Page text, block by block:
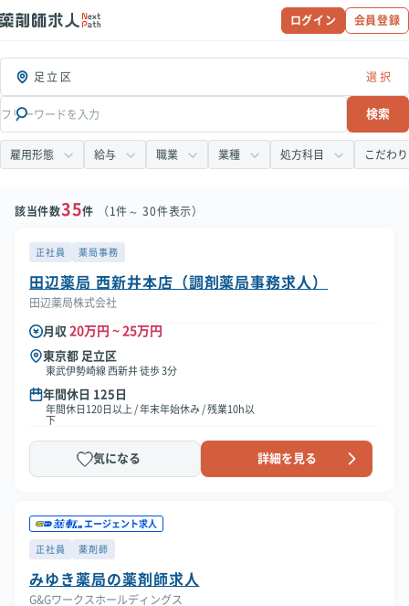
ログイン 会員登録
足立区
検索
雇用形態 給与 職業 業種 処方科目 こだわり
該当件数35件 （1件～ 30件表示）
正社員 薬局事務
田辺薬局 西新井本店（調剤薬局事務求人）
田辺薬局株式会社
月収 20万円 ~ 25万円
東京都 足立区
東武伊勢崎線 西新井 徒歩 3分
年間休日 125日
年間休日120日以上 / 年末年始休み / 残業10h以
下
気になる 詳細を見る
エージェント求人
正社員 薬剤師
みゆき薬局の薬剤師求人
G&Gワークスホールディングス